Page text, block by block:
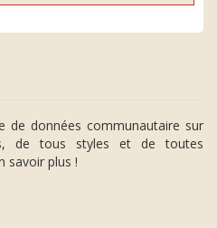
de données communautaire sur
de tous styles et de toutes
savoir plus !